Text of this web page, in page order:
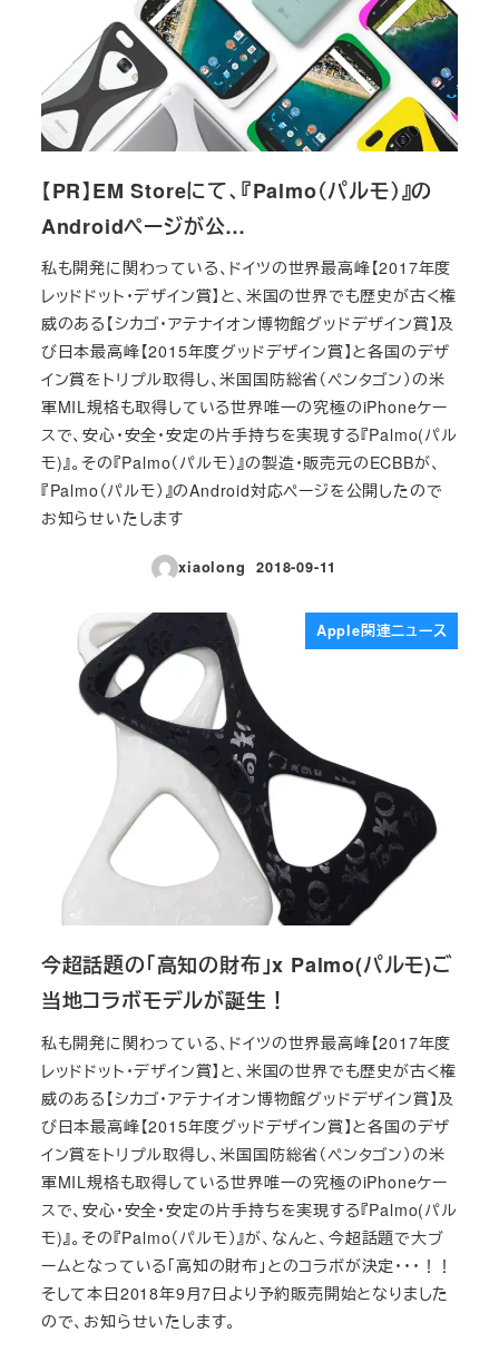
【PR】EM Storeにて、『Palmo（パルモ）』の
Androidページが公…
私も開発に関わっている、ドイツの世界最高峰【2017年度
レッドドット・デザイン賞】と、米国の世界でも歴史が古く権
威のある【シカゴ・アテナイオン博物館グッドデザイン賞】及
び日本最高峰【2015年度グッドデザイン賞】と各国のデザ
イン賞をトリプル取得し、米国国防総省（ペンタゴン）の米
軍MIL規格も取得している世界唯一の究極のiPhoneケー
スで、安心・安全・安定の片手持ちを実現する『Palmo(パル
モ)』。その『Palmo（パルモ）』の製造・販売元のECBBが、
『Palmo（パルモ）』のAndroid対応ページを公開したので
お知らせいたします
xiaolong
投稿日
2018-09-11
Apple関連ニュース
今超話題の「高知の財布」x Palmo(パルモ)ご
当地コラボモデルが誕生！
私も開発に関わっている、ドイツの世界最高峰【2017年度
レッドドット・デザイン賞】と、米国の世界でも歴史が古く権
威のある【シカゴ・アテナイオン博物館グッドデザイン賞】及
び日本最高峰【2015年度グッドデザイン賞】と各国のデザ
イン賞をトリプル取得し、米国国防総省（ペンタゴン）の米
軍MIL規格も取得している世界唯一の究極のiPhoneケー
スで、安心・安全・安定の片手持ちを実現する『Palmo(パル
モ)』。その『Palmo（パルモ）』が、なんと、今超話題で大ブ
ームとなっている「高知の財布」とのコラボが決定・・・！！
そして本日2018年9月7日より予約販売開始となりました
ので、お知らせいたします。